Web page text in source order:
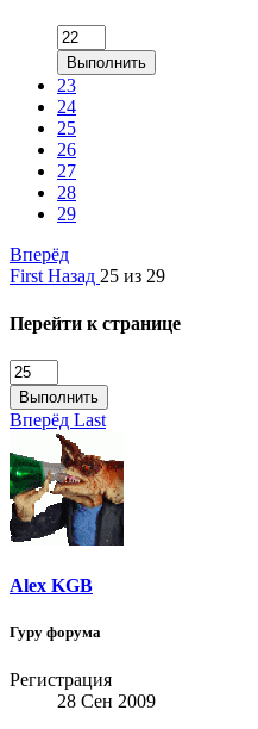
Выполнить
23
24
25
26
27
28
29
Вперёд
First Назад 25 из 29
Перейти к странице
Выполнить
Вперёд Last
Alex KGB
Гуру форума
Регистрация
28 Сен 2009